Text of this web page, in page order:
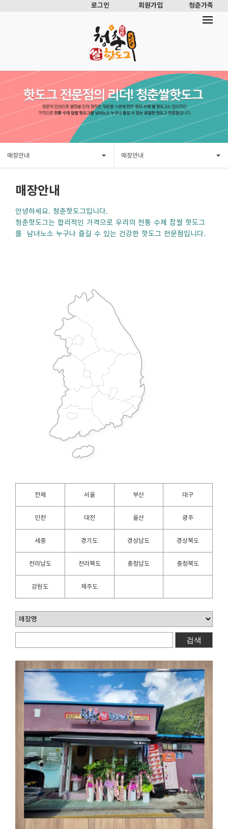
로그인 회원가입 청춘가족
매장안내 매장안내
매장안내
안녕하세요. 청춘핫도그입니다.
청춘핫도그는 합리적인 가격으로 우리의 전통 수제 찹쌀 핫도그
를 남녀노소 누구나 즐길 수 있는 건강한 핫도그 전문점입니다.
전체 서울 부산 대구
인천 대전 울산 광주
세종 경기도 경상남도 경상북도
전라남도 전라북도 충청남도 충청북도
강원도 제주도